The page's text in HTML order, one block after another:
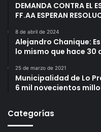
DEMANDA CONTRA EL
FF.AA ESPERAN
8 de abril de 2024
Alejandro Chanique:
lo mismo que hace 30
25 de marzo de 2021
Municipalidad de Lo
6 mil novecientos
Categorías